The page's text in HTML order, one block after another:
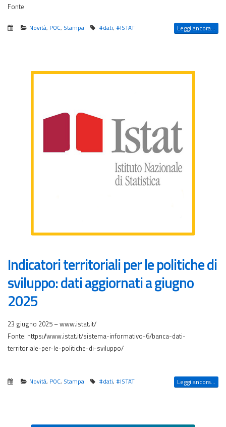
Fonte
Novità, POC, Stampa #dati,#ISTAT Leggi ancora...
Indicatori territoriali per le politiche di
sviluppo: dati aggiornati a giugno
2025
23 giugno 2025 – www.istat.it/
Fonte: https://www.istat.it/sistema-informativo-6/banca-dati-
territoriale-per-le-politiche-di-sviluppo/
Novità, POC, Stampa #dati,#ISTAT Leggi ancora...